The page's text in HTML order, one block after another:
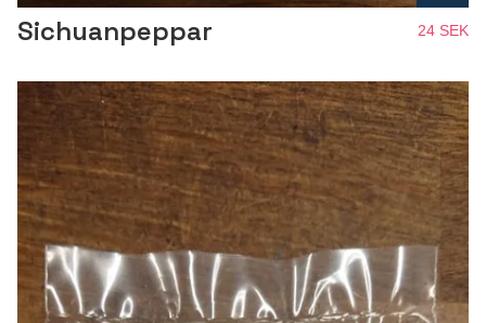
Sichuanpeppar 24 SEK